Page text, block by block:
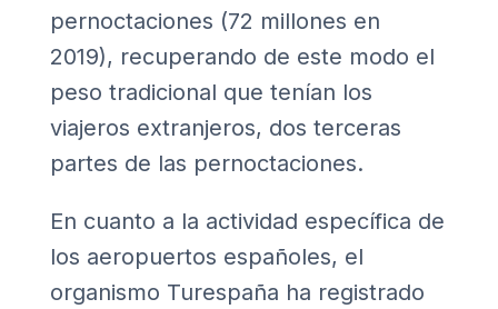
pernoctaciones (72 millones en
2019), recuperando de este modo el
peso tradicional que tenían los
viajeros extranjeros, dos terceras
partes de las pernoctaciones.
En cuanto a la actividad específica de
los aeropuertos españoles, el
organismo Turespaña ha registrado